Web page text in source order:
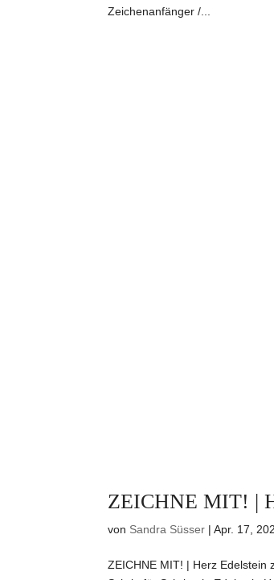
Zeichenanfänger /...
ZEICHNE MIT! |
von Sandra Süsser |Apr. 17,
ZEICHNE MIT! | Herz Edelstein